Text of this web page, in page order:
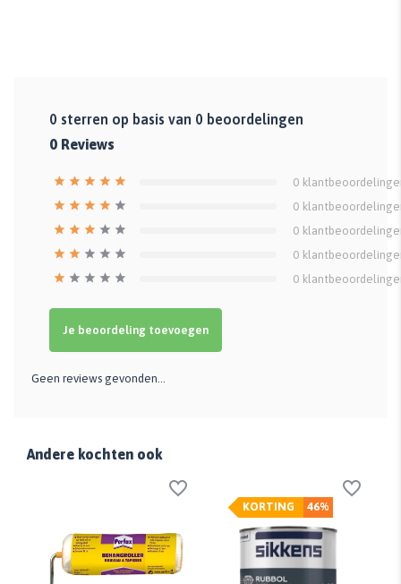
0 sterren op basis van 0 beoordelingen
0 Reviews
0
0
0
0
0
Je beoordeling toevoegen
Geen reviews gevonden...
Andere kochten ook
46%
KORTING